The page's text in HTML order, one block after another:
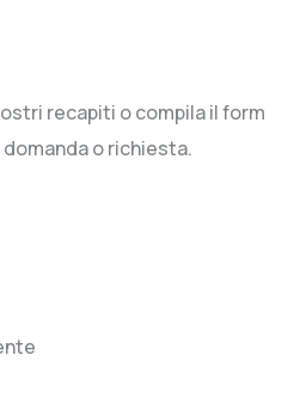
recapiti o compila il form
o richiesta.